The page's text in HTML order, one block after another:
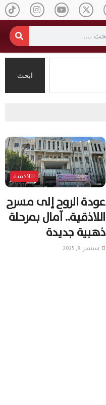
ابحث
اللاذقية
عودة الروح إلى مسرح
اللاذقية.. آمال بمرحلة
ذهبية جديدة
سبتمبر 8, 2025